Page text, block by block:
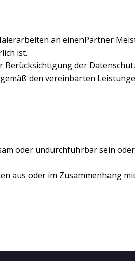
an einenPartner
ist.
der
den vereinbarten
oder undurchführbar sein
aus oder im Zusammenhang